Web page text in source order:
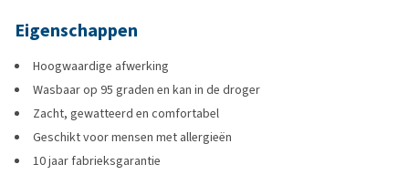
Eigenschappen
Hoogwaardige afwerking
Wasbaar op 95 graden en kan in de droger
Zacht, gewatteerd en comfortabel
Geschikt voor mensen met allergieën
10 jaar fabrieksgarantie